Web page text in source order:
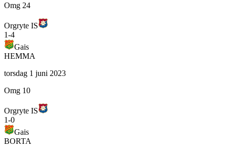
Omg 24
Orgryte IS
1-4
Gais
HEMMA
torsdag 1 juni 2023
Omg 10
Orgryte IS
1-0
Gais
BORTA